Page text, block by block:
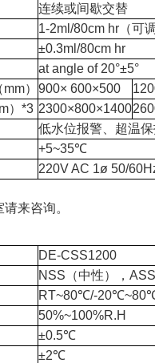
连续或间歇交替
1-2ml/80cm hr（可
±0.3ml/80cm hr
at angle of 20°±5°
） 900× 600×500
）*3 2300×800×1400
低水位报警、超温
+5~35℃
220V AC 1ø 50/
来咨询。
DE-CSS1200
NSS（中性），
RT~80℃/-
50%~100%R.H
±0.5℃
±2℃